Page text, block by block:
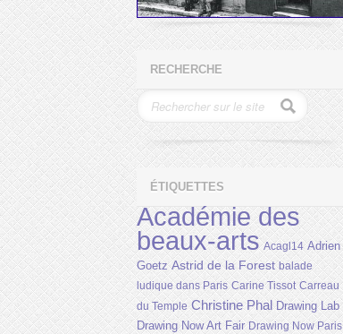
RECHERCHE
ÉTIQUETTES
Académie des
beaux-arts Acagl14 Adrien
Goetz Astrid de la Forest balade
ludique dans Paris Carine Tissot Carreau
du Temple Christine Phal Drawing Lab
Drawing Now Art Fair Drawing Now Paris